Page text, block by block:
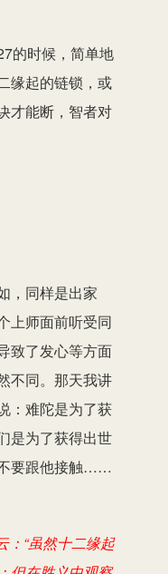
的时候，简单地
缘起的链锁，或
才能断，智者对
，同样是出家
上师面前听受同
致了发心等方面
不同。那天我讲
：难陀是为了获
是为了获得出世
要跟他接触……
：“虽然十二缘起